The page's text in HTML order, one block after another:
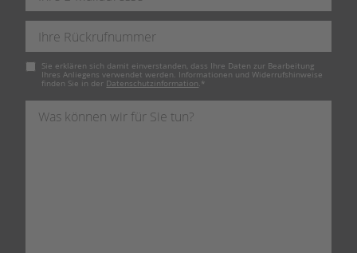
Pflichtfeld
Sie erklären sich damit einverstanden, dass Ihre Daten zur Bearbeitung
Ihres Anliegens verwendet werden. Informationen und Widerrufshinweise
finden Sie in der Datenschutzinformation. *